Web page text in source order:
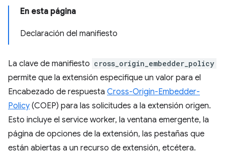
En esta página
Declaración del manifiesto
La clave de manifiesto cross_origin_embedder_policy
permite que la extensión especifique un valor para el
Encabezado de respuesta Cross-Origin-Embedder-
Policy (COEP) para las solicitudes a la extensión origen.
Esto incluye el service worker, la ventana emergente, la
página de opciones de la extensión, las pestañas que
están abiertas a un recurso de extensión, etcétera.